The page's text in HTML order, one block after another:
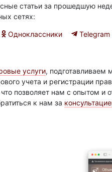
статьи за прошедшую
сетях:
Одноклассники Telegram
услуги, подготавливаем
учета и регистрации
позволяет нам с опытом и
к нам за